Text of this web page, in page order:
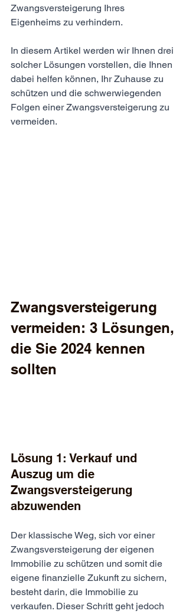
Zwangsversteigerung Ihres
Eigenheims zu verhindern.
In diesem Artikel werden wir Ihnen drei
solcher Lösungen vorstellen, die Ihnen
dabei helfen können, Ihr Zuhause zu
schützen und die schwerwiegenden
Folgen einer Zwangsversteigerung zu
vermeiden.
Zwangsversteigerung
vermeiden: 3 Lösungen,
die Sie 2024 kennen
sollten
Lösung 1: Verkauf und
Auszug um die
Zwangsversteigerung
abzuwenden
Der klassische Weg, sich vor einer
Zwangsversteigerung der eigenen
Immobilie zu schützen und somit die
eigene finanzielle Zukunft zu sichern,
besteht darin, die Immobilie zu
verkaufen. Dieser Schritt geht jedoch